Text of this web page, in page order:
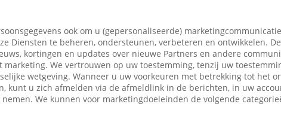
ook om u (gepersonaliseerde)
Diensten te beheren, ondersteunen, verbeteren en ontwikkelen.
kortingen en updates over nieuwe Partners en andere
marketing. We vertrouwen op uw toestemming, tenzij uw
wetgeving. Wanneer u uw voorkeuren met betrekking tot het
kunt u zich afmelden via de afmeldlink in de berichten, in uw
We kunnen voor marketingdoeleinden de volgende